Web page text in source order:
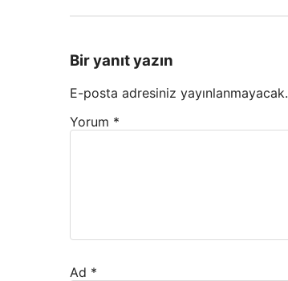
Bir yanıt yazın
E-posta adresiniz yayınlanmayacak.
Yorum *
Ad *